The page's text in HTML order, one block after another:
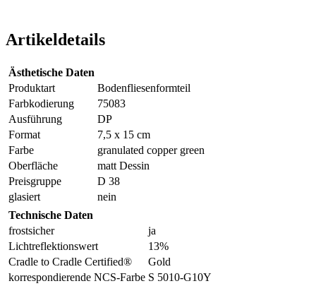
Artikeldetails
Ästhetische Daten
Produktart
Bodenfliesenformteil
Farbkodierung
75083
Ausführung
DP
Format
7,5 x 15 cm
Farbe
granulated copper green
Oberfläche
matt Dessin
Preisgruppe
D 38
glasiert
nein
Technische Daten
frostsicher
ja
Lichtreflektionswert
13%
Cradle to Cradle Certified®
Gold
korrespondierende NCS-Farbe S 5010-G10Y